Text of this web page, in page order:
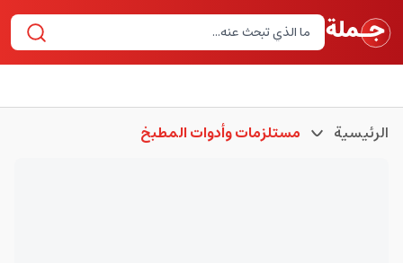
الرئيسية مستلزمات وأدوات المطبخ